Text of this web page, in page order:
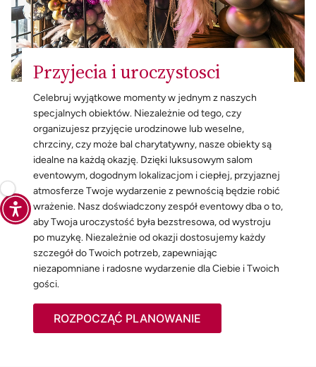
Przyjecia i uroczystosci
Celebruj wyjątkowe momenty w jednym z naszych
specjalnych obiektów. Niezależnie od tego, czy
organizujesz przyjęcie urodzinowe lub weselne,
chrzciny, czy może bal charytatywny, nasze obiekty są
idealne na każdą okazję. Dzięki luksusowym salom
eventowym, dogodnym lokalizacjom i ciepłej, przyjaznej
atmosferze Twoje wydarzenie z pewnością będzie robić
wrażenie. Nasz doświadczony zespół eventowy dba o to,
aby Twoja uroczystość była bezstresowa, od wystroju
po muzykę. Niezależnie od okazji dostosujemy każdy
szczegół do Twoich potrzeb, zapewniając
niezapomniane i radosne wydarzenie dla Ciebie i Twoich
gości.
ROZPOCZĄĆ PLANOWANIE